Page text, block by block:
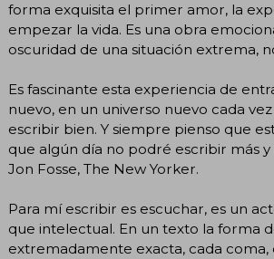
forma exquisita el primer amor, la
empezar la vida. Es una obra
oscuridad de una situación extrema,
Es fascinante esta experiencia de
nuevo, en un universo nuevo cada
escribir bien. Y siempre pienso que
que algún día no podré escribir más y
Jon Fosse, The New Yorker.
Para mí escribir es escuchar, es un
que intelectual. En un texto la forma
extremadamente exacta, cada coma,